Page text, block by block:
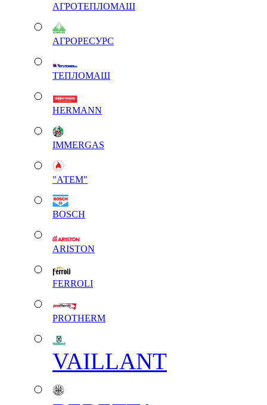
АГРОТЕПЛОМАШ
АГРОРЕСУРС
ТЕПЛОМАШ
HERMANN
IMMERGAS
"АТЕМ"
BOSCH
ARISTON
FERROLI
PROTHERM
VAILLANT